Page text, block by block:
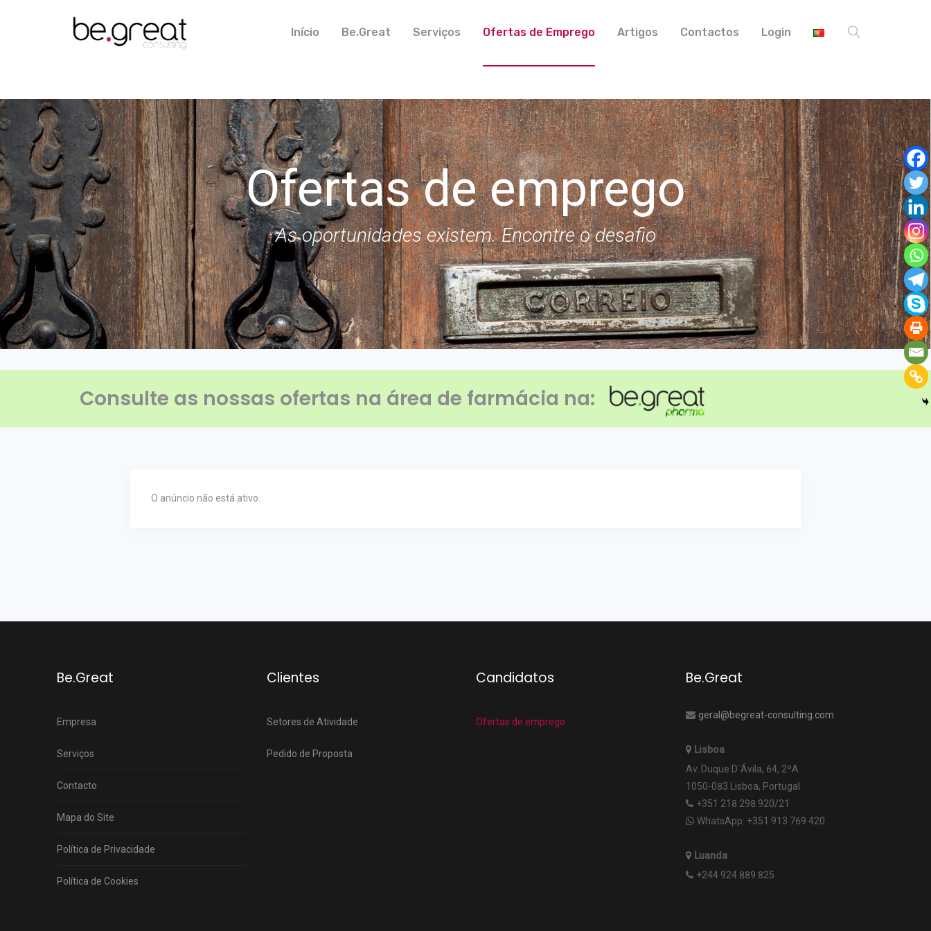
Início Be.Great Serviços Ofertas de Emprego Artigos Contactos Login
Ofertas de emprego
As oportunidades existem. Encontre o desafio
Consulte as nossas ofertas na área de farmácia na:
O anúncio não está ativo.
Be.Great
Empresa
Serviços
Contacto
Mapa do Site
Política de Privacidade
Política de Cookies
Clientes
Setores de Atividade
Pedido de Proposta
Candidatos
Ofertas de emprego
Be.Great
geral@begreat-consulting.com
Lisboa
Av. Duque D´Ávila, 64, 2ºA
1050-083 Lisboa, Portugal
+351 218 298 920/21
WhatsApp: +351 913 769 420
Luanda
+244 924 889 825